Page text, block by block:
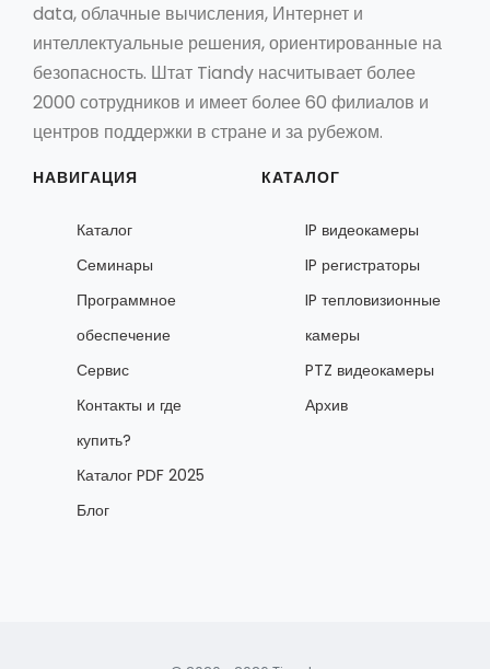
data, облачные вычисления, Интернет и
интеллектуальные решения, ориентированные на
безопасность. Штат Tiandy насчитывает более
2000 сотрудников и имеет более 60 филиалов и
центров поддержки в стране и за рубежом.
НАВИГАЦИЯ
Каталог
Семинары
Программное
обеспечение
Сервис
Контакты и где
купить?
Каталог PDF 2025
Блог
КАТАЛОГ
IP видеокамеры
IP регистраторы
IP тепловизионные
камеры
PTZ видеокамеры
Архив